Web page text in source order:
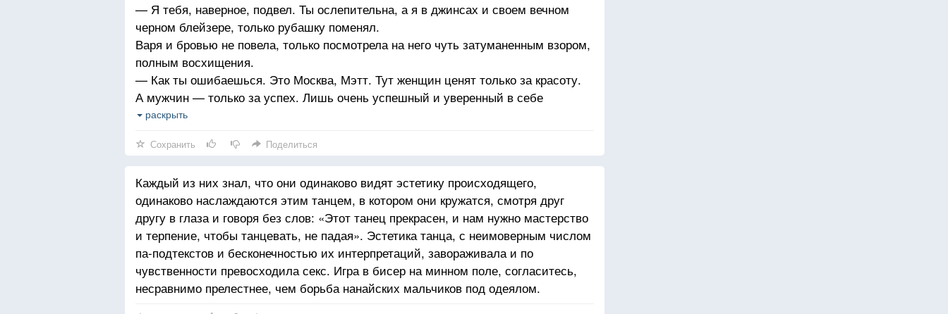
— Я тебя, наверное, подвел. Ты ослепительна, а я в джинсах и своем вечном
черном блейзере, только рубашку поменял.
Варя и бровью не повела, только посмотрела на него чуть затуманенным взором,
полным восхищения.
— Как ты ошибаешься. Это Москва, Мэтт. Тут женщин ценят только за красоту.
А мужчин — только за успех. Лишь очень успешный и уверенный в себе
мужчина может прийти в ресторан с красивой женщиной, одетой по-вечернему,
пришел в костюме, да ещё, не дай бог, с галстуком Hermes, ты бы меня
разочаровал. Так одеваются лишь мужчины, которые стараются доказать, что
они — кто-то.
раскрыть
Сохранить Поделиться
Каждый из них знал, что они одинаково видят эстетику происходящего,
одинаково наслаждаются этим танцем, в котором они кружатся, смотря друг
другу в глаза и говоря без слов: «Этот танец прекрасен, и нам нужно мастерство
и терпение, чтобы танцевать, не падая». Эстетика танца, с неимоверным числом
па-подтекстов и бесконечностью их интерпретаций, завораживала и по
чувственности превосходила секс. Игра в бисер на минном поле, согласитесь,
несравнимо прелестнее, чем борьба нанайских мальчиков под одеялом.